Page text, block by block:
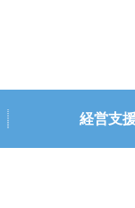
経営支